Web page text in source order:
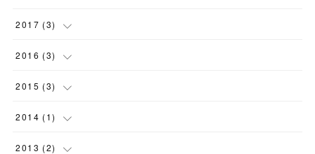
(3
(1
2017 (3)
(3
2016 (3)
(1
(2
2015 (3)
(1
(1
2014 (1)
(1
2013 (2)